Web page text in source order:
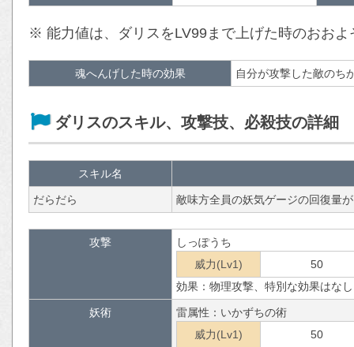
※ 能力値は、ダリスをLV99まで上げた時のおおよ
魂へんげした時の効果 自分が攻撃した敵のち
ダリスのスキル、攻撃技、必殺技の詳細
スキル名
だらだら 敵味方全員の妖気ゲージの回復量
攻撃
しっぽうち
威力(Lv1)
50
効果：物理攻撃、特別な効果はなし
妖術
雷属性：いかずちの術
威力(Lv1)
50